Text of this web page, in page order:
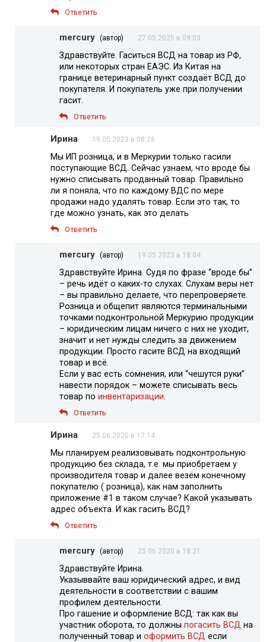
Ответить
mercury (автор) 27.05.2025 в 09:03
Здравствуйте. Гаситься ВСД на товар из РФ,
или некоторых стран ЕАЭС. Из Китая на
границе ветеринарный пункт создаёт ВСД до
покупателя. И покупатель уже при получении
гасит.
Ответить
Ирина 19.05.2023 в 08:26
Мы ИП розница, и в Меркурии только гасили
поступающие ВСД. Сейчас узнаем, что вроде бы
нужно списывать проданный товар. Правильно
ли я поняла, что по каждому ВДС по мере
продажи надо удалять товар. Если это так, то
где можно узнать, как это делать
Ответить
mercury (автор) 19.05.2023 в 18:04
Здравствуйте Ирина. Судя по фразе “вроде бы”
– речь идёт о каких-то слухах. Слухам веры нет
– вы правильно делаете, что перепроверяете.
Розница и общепит являются терминальными
точками подконтрольной Меркурию продукции
– юридическим лицам ничего с них не уходит,
значит и нет нужды следить за движением
продукции. Просто гасите ВСД на входящий
товар и всё.
Если у вас есть сомнения, или “чешутся руки”
навести порядок – можете списывать весь
товар по инвентаризации.
Ответить
Ирина 25.06.2020 в 17:14
Мы планируем реализовывать подконтрольную
продукцию без склада, т.е. мы приобретаем у
производителя товар и далее везём конечному
покупателю ( розница), как нам заполнить
приложение #1 в таком случае? Какой указывать
адрес объекта. И как гасить ВСД?
Ответить
mercury (автор) 25.06.2020 в 18:21
Здравствуйте Ирина.
Указыввайте ваш юридический адрес, и вид
деятельности в соответствии с вашим
профилем деятельности.
Про гашение и оформление ВСД: так как вы
участник оборота, то должны погасить ВСД на
полученный товар и оформить ВСД если